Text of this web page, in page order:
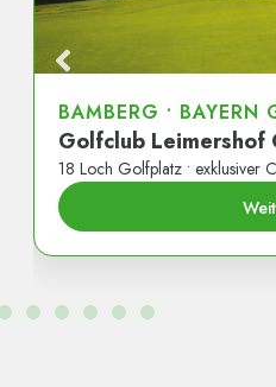
BAMBERG •
Golfclub Leimershof
18 Loch Golfplatz • exklusiver